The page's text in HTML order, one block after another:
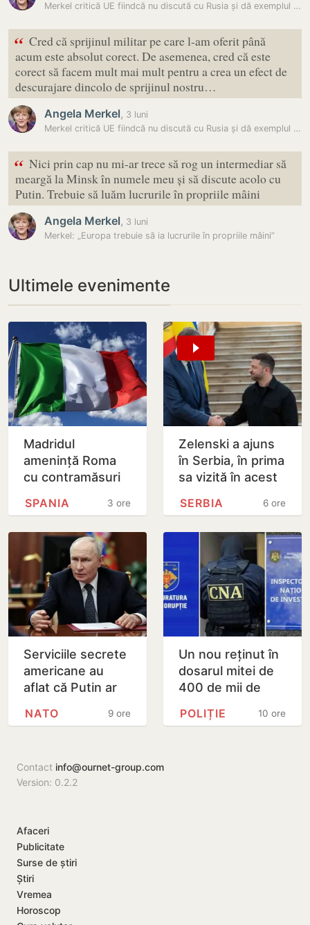
Merkel critică UE fiindcă nu discută cu Rusia și dă exemplul lui Trump
“ Cred că sprijinul militar pe care l-am oferit până
acum este absolut corect. De asemenea, cred că este
corect să facem mult mai mult pentru a crea un efect de
descurajare dincolo de sprijinul nostru…
Angela Merkel, 3 luni
Merkel critică UE fiindcă nu discută cu Rusia și dă exemplul lui Trump
“ Nici prin cap nu mi-ar trece să rog un intermediar să
meargă la Minsk în numele meu și să discute acolo cu
Putin. Trebuie să luăm lucrurile în propriile mâini
Angela Merkel, 3 luni
Merkel: „Europa trebuie să ia lucrurile în propriile mâini”
Ultimele evenimente
Madridul
amenință Roma
cu contramăsuri
renunță la
frontieră pentru…
3 ore
SPANIA
Zelenski a ajuns
în Serbia, în prima
sa vizită în acest
tradițional al
6 ore
SERBIA
Serviciile secrete
americane au
aflat că Putin ar
cu un atac chiar în
9 ore
NATO
Un nou reținut în
dosarul mitei de
400 de mii de
facilitat transferul
10 ore
POLIȚIE
Contact info@ournet-group.com
Version: 0.2.2
Afaceri
Publicitate
Surse de știri
Știri
Vremea
Horoscop